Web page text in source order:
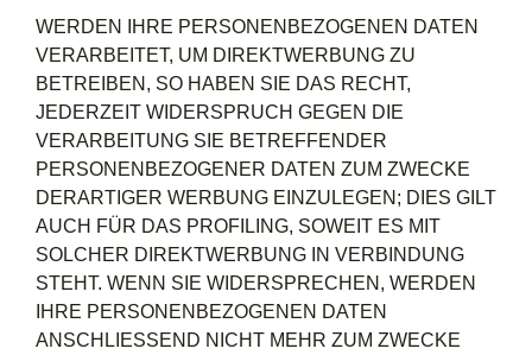
WERDEN IHRE PERSONENBEZOGENEN DATEN
VERARBEITET, UM DIREKTWERBUNG ZU
BETREIBEN, SO HABEN SIE DAS RECHT,
JEDERZEIT WIDERSPRUCH GEGEN DIE
VERARBEITUNG SIE BETREFFENDER
PERSONENBEZOGENER DATEN ZUM ZWECKE
DERARTIGER WERBUNG EINZULEGEN; DIES GILT
AUCH FÜR DAS PROFILING, SOWEIT ES MIT
SOLCHER DIREKTWERBUNG IN VERBINDUNG
STEHT. WENN SIE WIDERSPRECHEN, WERDEN
IHRE PERSONENBEZOGENEN DATEN
ANSCHLIESSEND NICHT MEHR ZUM ZWECKE